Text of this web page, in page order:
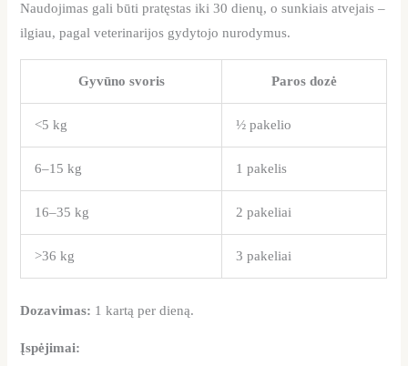
Naudojimas gali būti pratęstas iki 30 dienų, o sunkiais atvejais –
ilgiau, pagal veterinarijos gydytojo nurodymus.
Gyvūno svoris Paros dozė
<5 kg ½ pakelio
6–15 kg 1 pakelis
16–35 kg 2 pakeliai
>36 kg 3 pakeliai
Dozavimas: 1 kartą per dieną.
Įspėjimai: